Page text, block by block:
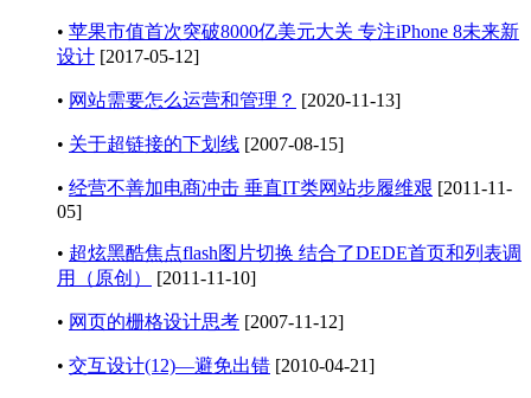
• 苹果市值首次突破8000亿美元大关 专注iPhone 8未来新
设计 [2017-05-12]
• 网站需要怎么运营和管理？ [2020-11-13]
• 关于超链接的下划线 [2007-08-15]
• 经营不善加电商冲击 垂直IT类网站步履维艰 [2011-11-
05]
• 超炫黑酷焦点flash图片切换 结合了DEDE首页和列表调
用（原创）
[2011-11-10]
• 网页的栅格设计思考 [2007-11-12]
• 交互设计(12)—避免出错 [2010-04-21]